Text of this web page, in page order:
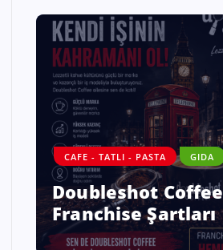
CAFE - TATLI - PASTA GIDA
Doubleshot Coffee
Franchise Şartları